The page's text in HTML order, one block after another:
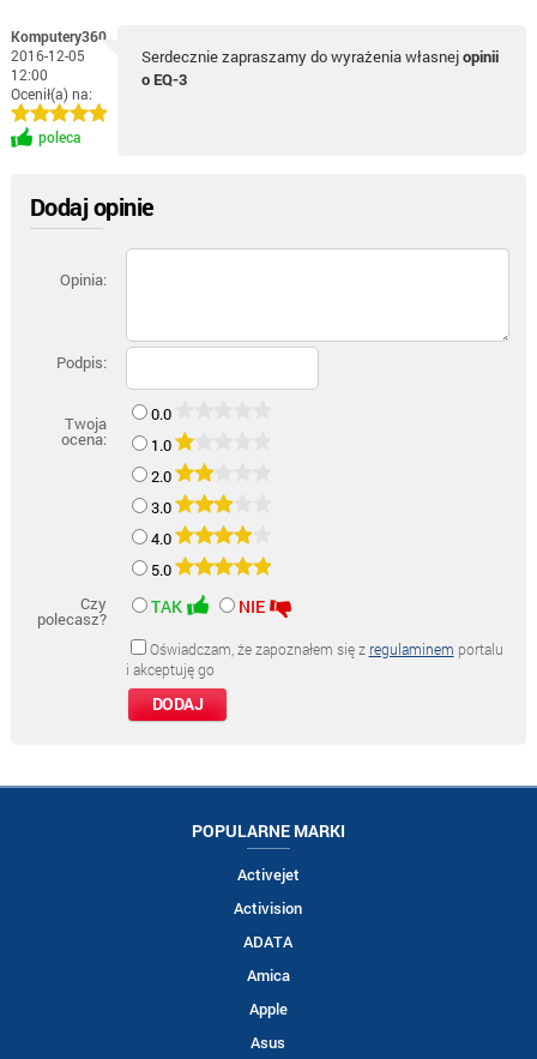
Komputery360
2016-12-05
12:00
Ocenił(a) na:
poleca
Serdecznie zapraszamy do wyrażenia własnejopinii
o EQ-3
Dodaj opinie
Opinia:
Podpis:
Twoja
ocena:
0.0
1.0
2.0
3.0
4.0
5.0
Czy
polecasz?
TAK NIE
Oświadczam, że zapoznałem się z regulaminem portalu
i akceptuję go
POPULARNE MARKI
Activejet
Activision
ADATA
Amica
Apple
Asus